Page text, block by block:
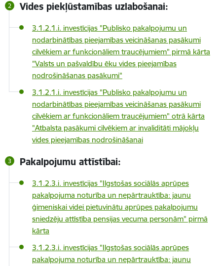
Vides piekļūstamības uzlabošanai:
3.1.2.1.i. investīcijas "Publisko pakalpojumu un
nodarbinātības pieejamības veicināšanas pasākumi
cilvēkiem ar funkcionāliem traucējumiem" pirmā kārta
"Valsts un pašvaldību ēku vides pieejamības
nodrošināšanas pasākumi"
3.1.2.1.i. investīcijas "Publisko pakalpojumu un
nodarbinātības pieejamības veicināšanas pasākumi
cilvēkiem ar funkcionāliem traucējumiem" otrā kārta
"Atbalsta pasākumi cilvēkiem ar invaliditāti mājokļu
vides pieejamības nodrošināšanai
Pakalpojumu attīstībai:
3.1.2.3.i. investīcijas "Ilgstošas sociālās aprūpes
pakalpojuma noturība un nepārtrauktība: jaunu
ģimeniskai videi pietuvinātu aprūpes pakalpojumu
sniedzēju attīstība pensijas vecuma personām" pirmā
kārta
3.1.2.3.i. investīcijas "Ilgstošas sociālās aprūpes
pakalpojuma noturība un nepārtrauktība: jaunu